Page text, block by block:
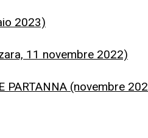
2023)
11 novembre 2022)
PARTANNA (novembre